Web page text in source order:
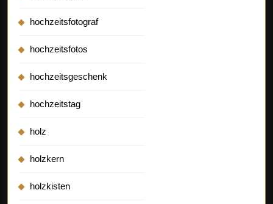
hochzeitsfotograf
hochzeitsfotos
hochzeitsgeschenk
hochzeitstag
holz
holzkern
holzkisten